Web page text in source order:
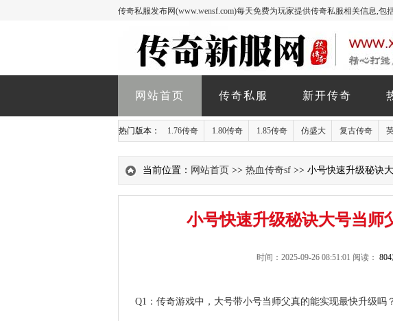
传奇私服发布网(www.wensf.com)每天免费为玩家提供传奇私服相关信息,
网站首页 传奇私服 新开传奇
热门版本： 1.76传奇 1.80传奇 1.85传奇 仿盛大 复古传奇
当前位置： 网站首页 >> 热血传奇sf >> 小号快速升级秘诀
小号快速升级秘诀大号当师
时间：2025-09-26 08:51:01 阅读： 804
Q1：传奇游戏中，大号带小号当师父真的能实现最快升级吗